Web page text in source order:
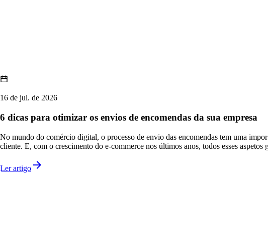
16 de jul. de 2026
6 dicas para otimizar os envios de encomendas da sua empresa
No mundo do comércio digital, o processo de envio das encomendas tem uma
cliente. E, com o crescimento do e-commerce nos últimos anos, todos esses
Ler artigo